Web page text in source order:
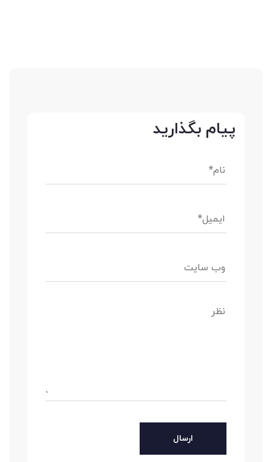
پیام بگذارید